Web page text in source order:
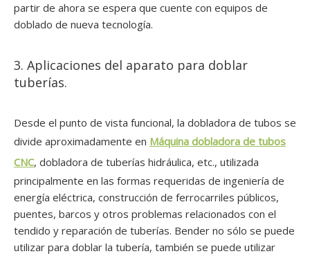
partir de ahora se espera que cuente con equipos de
doblado de nueva tecnología.
3. Aplicaciones del aparato para doblar
tuberías.
Desde el punto de vista funcional, la dobladora de tubos se
divide aproximadamente en Máquina dobladora de tubos
CNC, dobladora de tuberías hidráulica, etc., utilizada
principalmente en las formas requeridas de ingeniería de
energía eléctrica, construcción de ferrocarriles públicos,
puentes, barcos y otros problemas relacionados con el
tendido y reparación de tuberías. Bender no sólo se puede
utilizar para doblar la tubería, también se puede utilizar